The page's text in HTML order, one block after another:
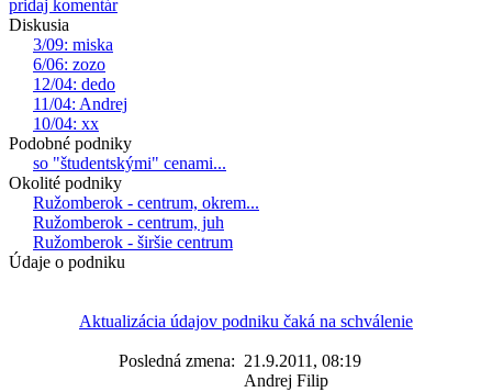
pridaj komentár
Diskusia
3/09: miska
6/06: zozo
12/04: dedo
11/04: Andrej
10/04: xx
Podobné podniky
so "študentskými" cenami...
Okolité podniky
Ružomberok - centrum, okrem...
Ružomberok - centrum, juh
Ružomberok - širšie centrum
Údaje o podniku
Aktualizácia údajov podniku čaká na schválenie
Posledná zmena: 21.9.2011, 08:19
Andrej Filip